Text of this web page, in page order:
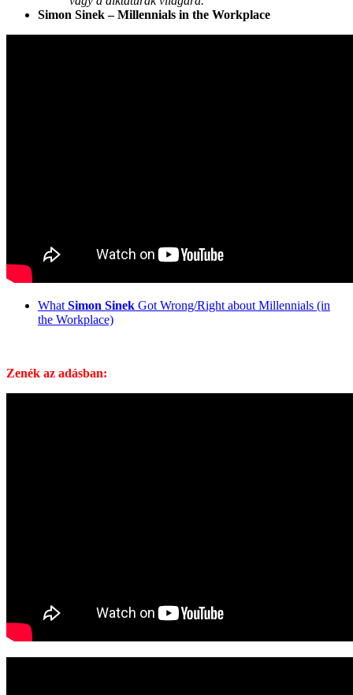
Simon Sinek – Millennials in the Workplace
What Simon Sinek Got Wrong/Right about Millennials (in
the Workplace)
Zenék az adásban: